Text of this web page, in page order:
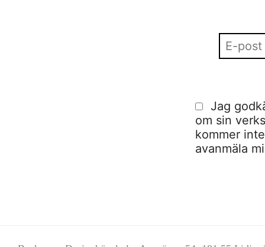
Jag
om sin
kommer
avanmäla